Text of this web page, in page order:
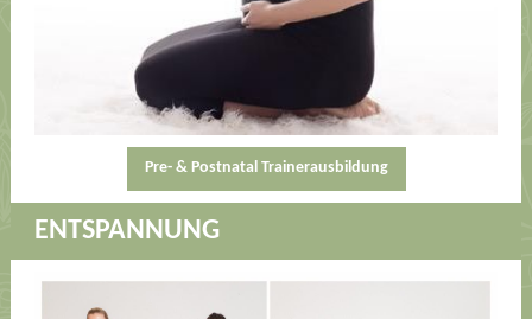
Pre- & Postnatal Trainerausbildung
ENTSPANNUNG